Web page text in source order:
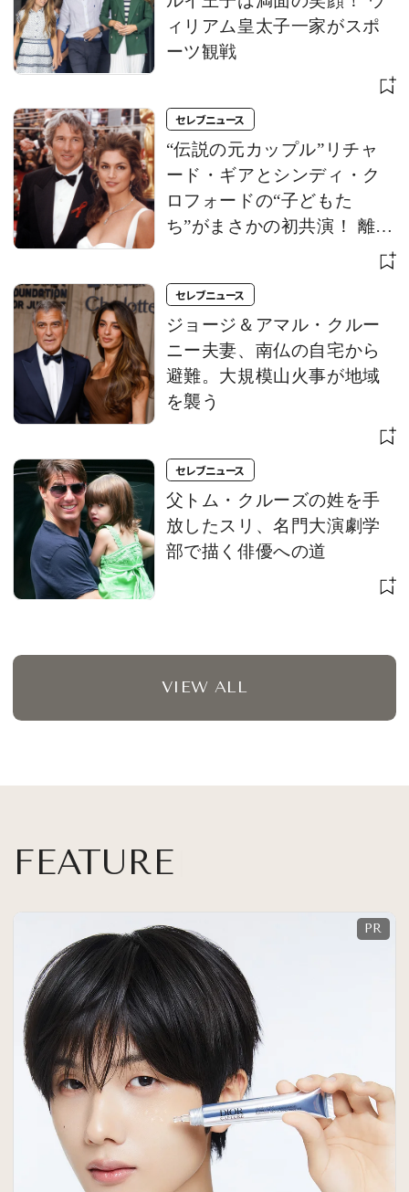
ィリアム皇太子一家がスポ
ーツ観戦
セレブニュース
“伝説の元カップル”リチャ
ード・ギアとシンディ・ク
ロフォードの“子どもた
ち”がまさかの初共演！ 離婚
から約30年、次世代スター
セレブニュース
ジョージ＆アマル・クルー
ニー夫妻、南仏の自宅から
避難。大規模山火事が地域
を襲う
セレブニュース
父トム・クルーズの姓を手
放したスリ、名門大演劇学
部で描く俳優への道
VIEW ALL
FEATURE